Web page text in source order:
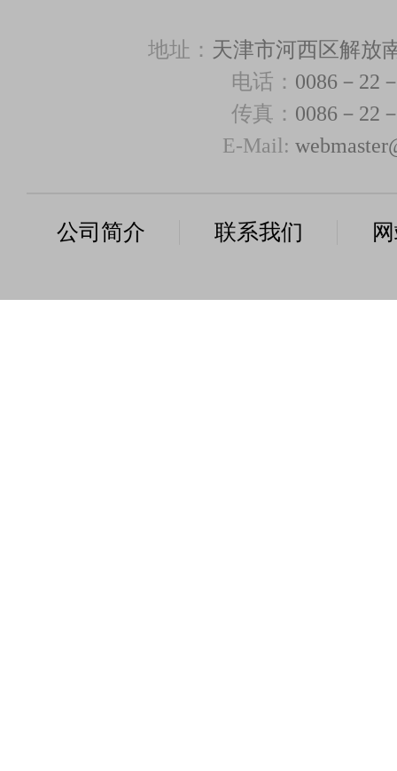
地址： 天津市河西区解放
电话： 0086－22
传真： 0086－22
E-Mail:
公司简介 联系我们